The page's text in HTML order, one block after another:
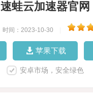
速蛙云加速器官网
时间：2023-10-30
苹果下载
安卓市场，安全绿色